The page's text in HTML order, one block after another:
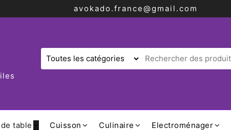
avokado.france@gmail.com
table Cuisson Culinaire Electroménager